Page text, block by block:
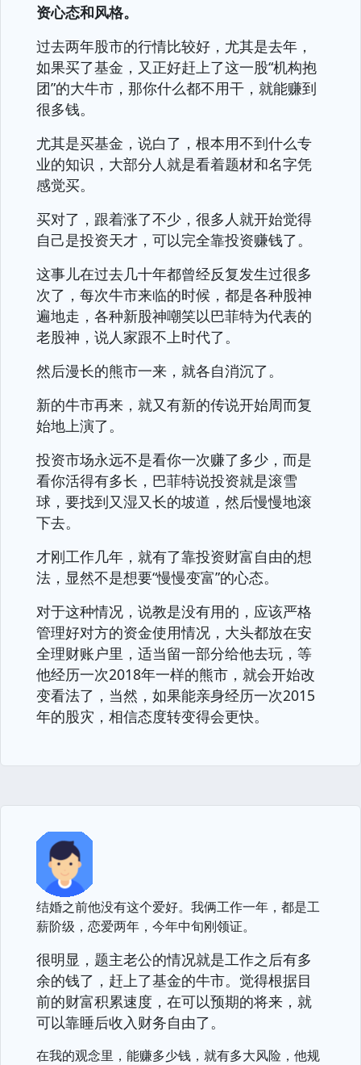
资心态和风格。
过去两年股市的行情比较好，尤其是去年，
如果买了基金，又正好赶上了这一股“机构抱
团”的大牛市，那你什么都不用干，就能赚到
很多钱。
尤其是买基金，说白了，根本用不到什么专
业的知识，大部分人就是看着题材和名字凭
感觉买。
买对了，跟着涨了不少，很多人就开始觉得
自己是投资天才，可以完全靠投资赚钱了。
这事儿在过去几十年都曾经反复发生过很多
次了，每次牛市来临的时候，都是各种股神
遍地走，各种新股神嘲笑以巴菲特为代表的
老股神，说人家跟不上时代了。
然后漫长的熊市一来，就各自消沉了。
新的牛市再来，就又有新的传说开始周而复
始地上演了。
投资市场永远不是看你一次赚了多少，而是
看你活得有多长，巴菲特说投资就是滚雪
球，要找到又湿又长的坡道，然后慢慢地滚
下去。
才刚工作几年，就有了靠投资财富自由的想
法，显然不是想要“慢慢变富”的心态。
对于这种情况，说教是没有用的，应该严格
管理好对方的资金使用情况，大头都放在安
全理财账户里，适当留一部分给他去玩，等
他经历一次2018年一样的熊市，就会开始改
变看法了，当然，如果能亲身经历一次2015
年的股灾，相信态度转变得会更快。
结婚之前他没有这个爱好。我俩工作一年，都是工
薪阶级，恋爱两年，今年中旬刚领证。
很明显，题主老公的情况就是工作之后有多
余的钱了，赶上了基金的牛市。觉得根据目
前的财富积累速度，在可以预期的将来，就
可以靠睡后收入财务自由了。
在我的观念里，能赚多少钱，就有多大风险，他规